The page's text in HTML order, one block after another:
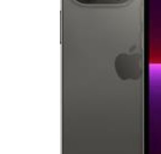
CASE FANS